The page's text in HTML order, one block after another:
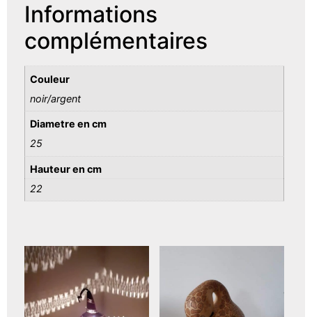
Informations
complémentaires
Couleur
noir/argent
Diametre en cm
25
Hauteur en cm
22